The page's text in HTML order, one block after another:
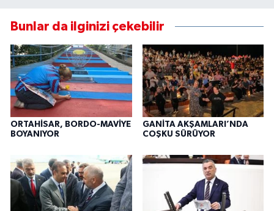
Bunlar da ilginizi çekebilir
ORTAHİSAR, BORDO-MAVİYE
BOYANIYOR
GANİTA AKŞAMLARI’NDA
COŞKU SÜRÜYOR